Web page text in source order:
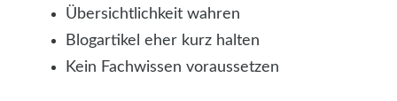
Übersichtlichkeit wahren
Blogartikel eher kurz halten
Kein Fachwissen voraussetzen